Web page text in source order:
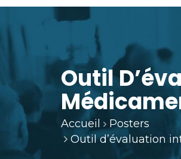
Outil
Accueil
Posters
Outil d’évaluation